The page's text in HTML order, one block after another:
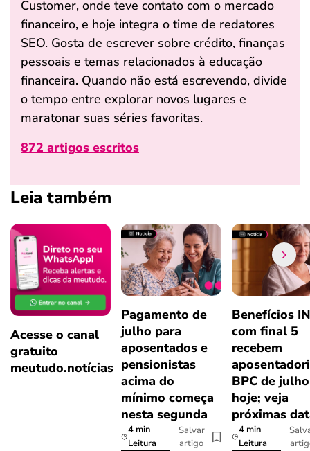
Customer, onde teve contato com o mercado
financeiro, e hoje integra o time de redatores
SEO. Gosta de escrever sobre crédito, finanças
pessoais e temas relacionados à educação
financeira. Quando não está escrevendo, divide
o tempo entre explorar novos lugares e
maratonar suas séries favoritas.
872 artigos escritos
Leia também
Acesse o canal
gratuito
meutudo.notícias
Pagamento de
julho para
aposentados e
pensionistas
acima do
mínimo começa
nesta segunda
4 min
Leitura
Salvar
artigo
Benefícios
com final 5
recebem
BPC de julho
hoje; veja
próximas
4 min
Leitura